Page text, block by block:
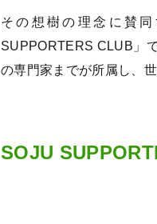
その想樹の理念に賛
SUPPORTERS CLUB」
の専門家までが所属し、
SOJU